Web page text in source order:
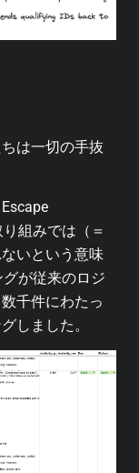
は一切の手抜
組みでは（＝
いという意味
が従来のロジ
千件にわたっ
しました。